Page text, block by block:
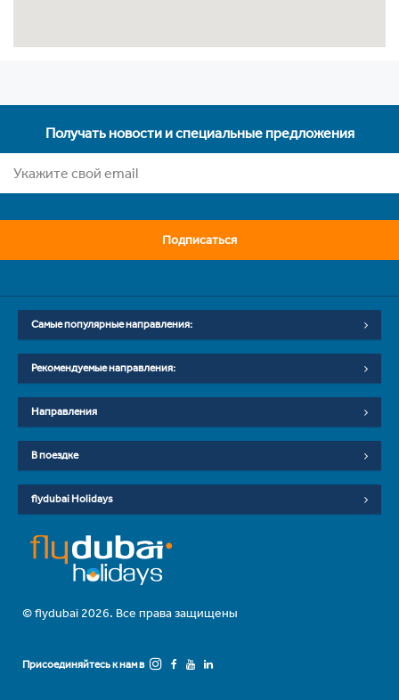
Получать новости и специальные предложения
Подписаться
Самые популярные направления:
Рекомендуемые направления:
Направления
В поездке
flydubai Holidays
© flydubai 2026. Все права защищены
Присоединяйтесь к нам в